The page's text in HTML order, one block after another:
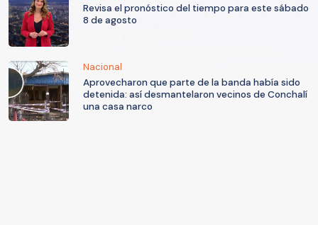
Revisa el pronóstico del tiempo para este sábado
8 de agosto
Nacional
Aprovecharon que parte de la banda había sido
detenida: así desmantelaron vecinos de Conchalí
una casa narco